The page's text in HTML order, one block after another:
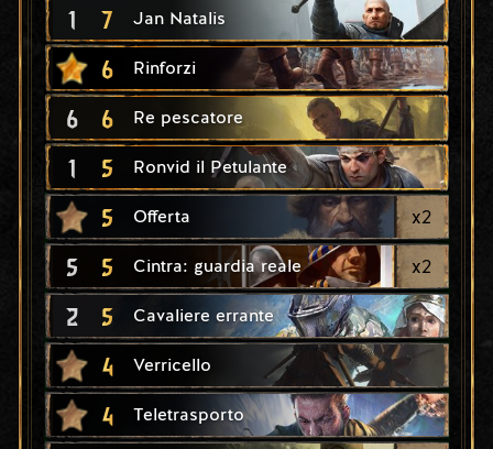
1 7 Jan Natalis
6 Rinforzi
6 6 Re pescatore
1 5 Ronvid il Petulante
5 Offerta x2
5 5 Cintra: guardia reale x2
2 5 Cavaliere errante
4 Verricello
4 Teletrasporto